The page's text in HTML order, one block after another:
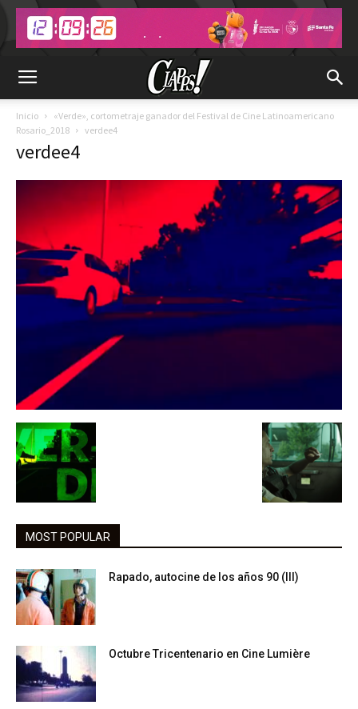
Inicio
«Verde», cortometraje ganador del Festival de Cine Latinoamericano
Rosario_2018
verdee4
verdee4
MOST POPULAR
Rapado, autocine de los años 90 (III)
Octubre Tricentenario en Cine Lumière